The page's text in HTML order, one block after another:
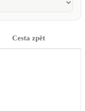
Cesta zpět